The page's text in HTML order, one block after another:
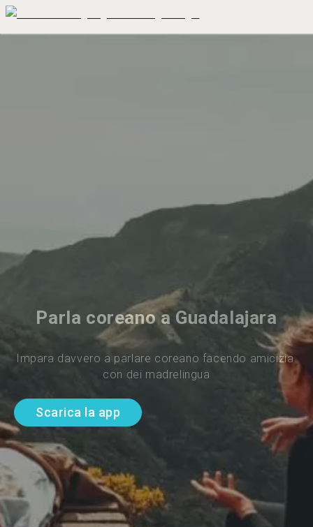
Parla coreano a Guadalajara
Impara davvero a parlare coreano facendo amicizia
con dei madrelingua
Scarica la app